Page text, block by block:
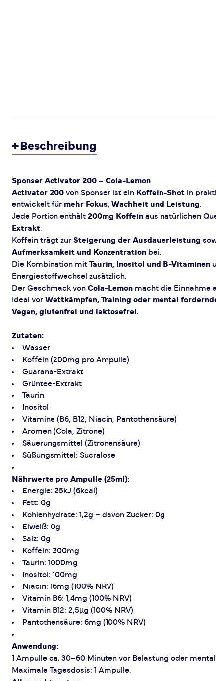
+ Beschreibung
Sponser Activator 200 – Cola-Lemon
Activator 200 von Sponser ist ein Koffein-Shot in
entwickelt für mehr Fokus, Wachheit und Leistung.
Jede Portion enthält 200mg Koffein aus natürlichen
Extrakt.
Koffein trägt zur Steigerung der Ausdauerleistung
Aufmerksamkeit und Konzentration bei.
Die Kombination mit Taurin, Inositol und B-Vitaminen
Energiestoffwechsel zusätzlich.
Der Geschmack von Cola-Lemon macht die Einnahme
Ideal vor Wettkämpfen, Training oder mental
Vegan, glutenfrei und laktosefrei.
Zutaten:
Wasser
Koffein (200mg pro Ampulle)
Guarana-Extrakt
Grüntee-Extrakt
Taurin
Inositol
Vitamine (B6, B12, Niacin, Pantothensäure)
Aromen (Cola, Zitrone)
Säuerungsmittel (Zitronensäure)
Süßungsmittel: Sucralose
Nährwerte pro Ampulle (25ml):
Energie: 25kJ (6kcal)
Fett: 0g
Kohlenhydrate: 1,2g – davon Zucker: 0g
Eiweiß: 0g
Salz: 0g
Koffein: 200mg
Taurin: 1000mg
Inositol: 100mg
Niacin: 16mg (100% NRV)
Vitamin B6: 1,4mg (100% NRV)
Vitamin B12: 2,5µg (100% NRV)
Pantothensäure: 6mg (100% NRV)
Anwendung:
1 Ampulle ca. 30–60 Minuten vor Belastung oder
Maximale Tagesdosis: 1 Ampulle.